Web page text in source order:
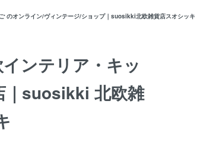
のオンライン/ヴィンテージ/ショップ｜suosikki北欧雑貨店スオシッキ
ンテリア・キッ
｜suosikki 北欧雑